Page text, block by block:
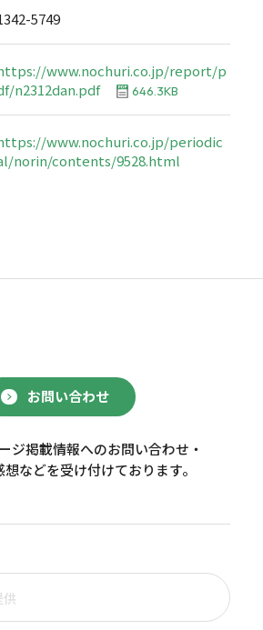
5749
www.nochuri.co.jp/report/p
n2312dan.pdf
646.3KB
www.nochuri.co.jp/periodic
norin/contents/9528.html
お問い合わせ
ジ掲載情報へのお問い合わせ・
などを受け付けております。